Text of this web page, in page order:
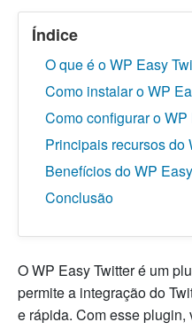
Índice
O que é o WP Easy
Como instalar o WP
Como configurar o WP
Principais recursos do
Benefícios do WP
Conclusão
O WP Easy Twitter é um
permite a integração do
e rápida. Com esse